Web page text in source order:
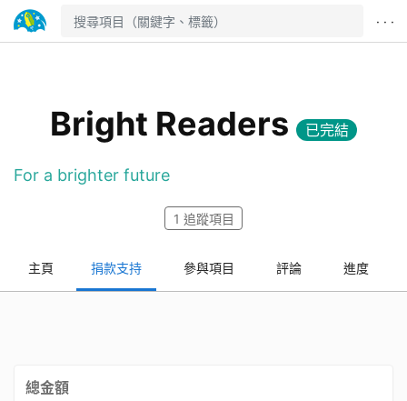
· · ·
Bright Readers 已完結
For a brighter future
1 追蹤項目
主頁 捐款支持 參與項目 評論 進度
總金額